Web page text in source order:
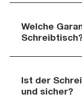
Welche
Ist der
und sicher?